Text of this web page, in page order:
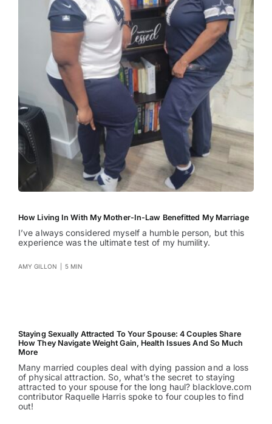
How Living In With My Mother-In-Law Benefitted My Marriage
I’ve always considered myself a humble person, but this
experience was the ultimate test of my humility.
AMY GILLON 5 MIN
Staying Sexually Attracted To Your Spouse: 4 Couples Share
How They Navigate Weight Gain, Health Issues And So Much
More
Many married couples deal with dying passion and a loss
of physical attraction. So, what’s the secret to staying
attracted to your spouse for the long haul? blacklove.com
contributor Raquelle Harris spoke to four couples to find
out!